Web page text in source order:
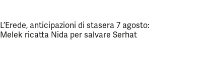
L’Erede, anticipazioni di stasera 7 agosto:
Melek ricatta Nida per salvare Serhat